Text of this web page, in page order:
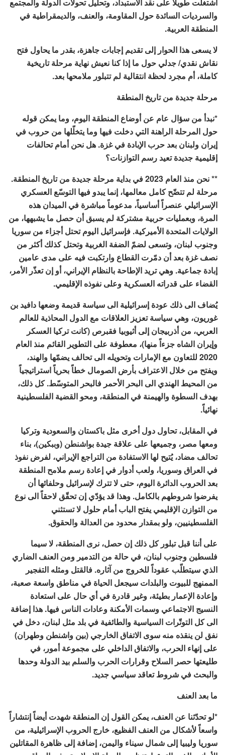
والسرديات السائدة حول المقاومة، والعنف، والديمقراطية في
المنطقة العربية.
لا يسعى هذا الحوار إلى تقديم إجابات جاهزة، بقدر ما يحاول فتح
نقاش نقدي/ جدلي حول ما إذا كنا نعيش نهاية مرحلة تاريخية
كاملة، أم مجرد لحظة انتقالية لم تتبلور ملامحها بعد.
مرحلة جديدة من تاريخ المنطقة
*نبدأ من سؤال عام عن أوضاع المنطقة اليوم، وما يمكن قوله
حول المرحلة الراهنة التي دخلت فيها وما يتخلّلها من حروب في
إيران ولبنان بعد حرب الإبادة في غزة. هل نحن أمام تحالفات
إقليمية جديدة تعيد رسم التوازنات؟
** نحن منذ العام 2023 في بداية مرحلة جديدة من تاريخ المنطقة.
مرحلة لم تتضّح كامل معالمها، إنما يبدو فيها التوسّع العسكري
الإسرائيلي عنصراً أساسياً، مدعوماً مباشرة في الميدان هذه
المرة، وبعمليات حربية مشتركة لم يسبق أن حصل ما يشبهها، من
الولايات المتحدة الأميركية. فإسرائيل اليوم تحتل أجزاء من سوريا
وجنوب لبنان، وتسعى لضمّ الضفة الغربية وتحتل كذلك أكثر من
نصف غزة بعد أن دمّرت القطاع وارتكبت فيه على مدى عامين
إبادة جماعية. وهي تريد الإطاحة بالنظام الإيراني، أو إن تعذّر الأمر،
القضاء على قدراته العسكرية وعلى نفوذه الإقليمي.
يُضاف الى ذلك عودة إسرائيلية الى سياسة قديمة وضعها دافيد بن
غوريون، وهي سياسة تعزيز العلاقات مع الدول المحاذية للعالم
العربي، من أذربيجان إلى أثيوبيا فقبرص (كانت تركيا العسكر
وإيران الشاه جزءاً منها)، معطوفة على التطوير القائم منذ العام
2020 للتعاون مع الإمارات وتحويله الى تحالف يضمّها والهند،
ويفتح من خلال الاعتراف بأرض الصومال خطاً بحرياً استراتيجياً
من المحيط الهندي الى البحر الأحمر فالبحر المتوسّط. كل ذلك،
بهدف السطوة والهيمنة في المنطقة، ومحو القضية الفلسطينية
نهائياً.
في المقابل، تحاول دول أخرى مثل باكستان والسعودية وتركيا
ومعها مصر، وجميعها على علاقة جيدة بواشنطن (وببكين)، بناء
تحالف مضاد، يُتيح لها الاستفادة من التراجع الإيراني، لفرض نفوذ
في العراق وسوريا، ولعب أدوار في إعادة رسم ملامح المنطقة
بعد الحروب الدائرة اليوم، حتى لا تترك لإسرائيل وحلفائها أن
يفرضوا شروطهم بالكامل. وهذا قد يؤدّي إن تحقّق لاحقاً الى نوع
من التوازن الإقليمي يفتح الباب أمام حلول لا تستثني
الفلسطينيين، ولو بمقدار محدود من العدالة والحقوق.
على أننا قبل تبلور كل ذلك إن حصل، نرى المنطقة، لا سيما
فلسطين وجنوب لبنان، في حالة من التدمير ومن العنف الضاري
الذي سيتطلّب عقوداً للخروج من آثاره. فالقتل ومثله التفجير
الممنهج للبيوت والبلدات سيجعل الحياة في مناطق واسعة صعبة،
وإعادة الإعمار بطيئة، وغير قادرة في أي حال على استعادة
النسيج الاجتماعي وسمات الأمكنة وعادات الناس فيها. هذا إضافة
الى كل التوتّرات السياسية والطائفية في بلد مثل لبنان، دخل في
نفق لن ينقذه منه سوى الاتفاق الخارجي (بين واشنطن وطهران)
على إنهاء الحرب، والاتفاق الداخلي على مجموعة أمور، في
طليعتها حصر السلاح وقرارات الحرب والسلم بيد الدولة وحدها
والبحث في شروط تعاقد سياسي جديد.
ما بعد العنف
*لو تحدّثنا عن العنف، يمكن القول إن المنطقة شهدت أيضاً إنتشاراً
واسعاً لأشكال من العنف الفظيع، خارج الحروب الإسرائيلية، من
سوريا وليبيا إلى شمال سيناء واليمن، إضافة إلى ظاهرة المقاتلين